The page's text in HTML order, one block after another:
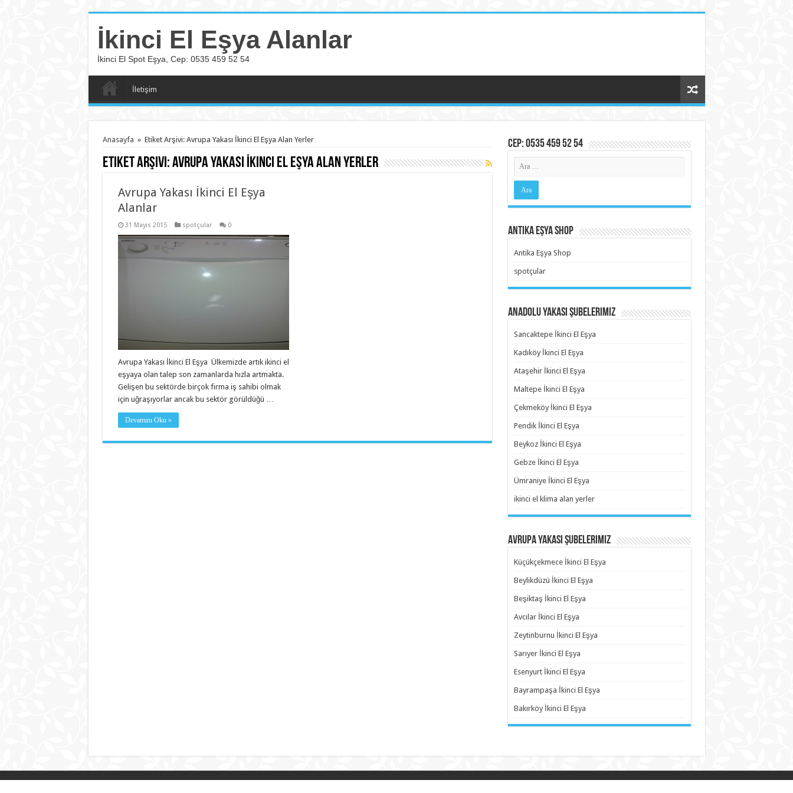
İkinci El Eşya Alanlar
İkinci El Spot Eşya, Cep: 0535 459 52 54
İletişim
Anasayfa » Etiket Arşivi: Avrupa Yakası İkinci El Eşya Alan Yerler
Etiket Arşivi:Avrupa Yakası İkinci El Eşya Alan Yerler
Avrupa Yakası İkinci El Eşya
Alanlar
31 Mayıs 2015 spotçular 0
Avrupa Yakası İkinci El Eşya Ülkemizde artık ikinci el
eşyaya olan talep son zamanlarda hızla artmakta.
Gelişen bu sektörde birçok firma iş sahibi olmak
için uğraşıyorlar ancak bu sektör görüldüğü …
Devamını Oku »
Cep: 0535 459 52 54
Antika Eşya Shop
Antika Eşya Shop
spotçular
Anadolu Yakası Şubelerimiz
Sancaktepe İkinci El Eşya
Kadıköy İkinci El Eşya
Ataşehir İkinci El Eşya
Maltepe İkinci El Eşya
Çekmeköy İkinci El Eşya
Pendik İkinci El Eşya
Beykoz İkinci El Eşya
Gebze İkinci El Eşya
Ümraniye İkinci El Eşya
ikinci el klima alan yerler
Avrupa Yakası Şubelerimiz
Küçükçekmece İkinci El Eşya
Beylikdüzü İkinci El Eşya
Beşiktaş İkinci El Eşya
Avcılar İkinci El Eşya
Zeytinburnu İkinci El Eşya
Sarıyer İkinci El Eşya
Esenyurt İkinci El Eşya
Bayrampaşa İkinci El Eşya
Bakırköy İkinci El Eşya